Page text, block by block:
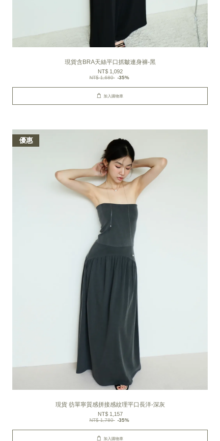
現貨含BRA天絲平口抓皺連身褲-黑
NT$ 1,092
NT$ 1,680 -35%
加入購物車
優惠
現貨 彷單寧質感拼接感紋理平口長洋-深灰
NT$ 1,157
NT$ 1,780 -35%
加入購物車